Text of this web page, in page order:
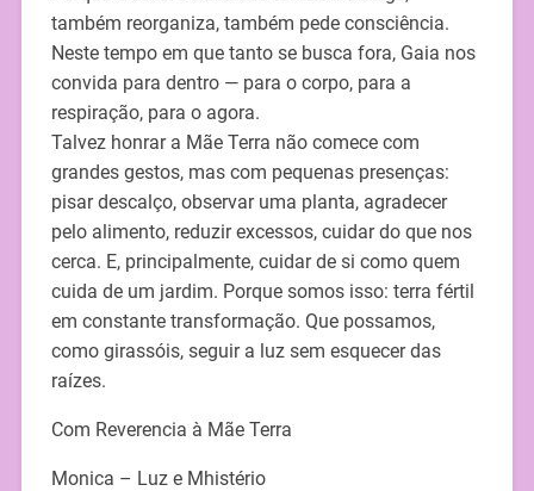
também reorganiza, também pede consciência.
Neste tempo em que tanto se busca fora, Gaia nos
convida para dentro — para o corpo, para a
respiração, para o agora.
Talvez honrar a Mãe Terra não comece com
grandes gestos, mas com pequenas presenças:
pisar descalço, observar uma planta, agradecer
pelo alimento, reduzir excessos, cuidar do que nos
cerca. E, principalmente, cuidar de si como quem
cuida de um jardim. Porque somos isso: terra fértil
em constante transformação. Que possamos,
como girassóis, seguir a luz sem esquecer das
raízes.
Com Reverencia à Mãe Terra
Monica – Luz e Mhistério